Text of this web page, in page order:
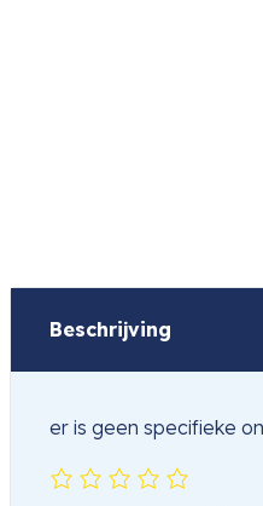
Beschrijving
er is geen specifieke